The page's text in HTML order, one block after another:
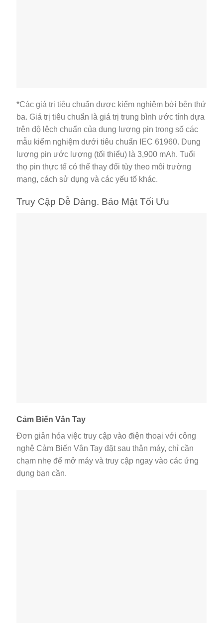
*Các giá trị tiêu chuẩn được kiểm nghiệm bởi bên thứ
ba. Giá trị tiêu chuẩn là giá trị trung bình ước tính dựa
trên độ lệch chuẩn của dung lượng pin trong số các
mẫu kiểm nghiệm dưới tiêu chuẩn IEC 61960. Dung
lượng pin ước lượng (tối thiểu) là 3,900 mAh. Tuổi
thọ pin thực tế có thể thay đổi tùy theo môi trường
mạng, cách sử dụng và các yếu tố khác.
Truy Cập Dễ Dàng. Bảo Mật Tối Ưu
Cảm Biến Vân Tay
Đơn giản hóa việc truy cập vào điện thoại với công
nghệ Cảm Biến Vân Tay đặt sau thân máy, chỉ cần
chạm nhẹ để mở máy và truy cập ngay vào các ứng
dụng bạn cần.